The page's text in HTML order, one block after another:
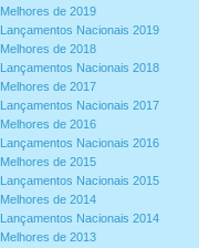
Melhores de 2019
Lançamentos Nacionais 2019
Melhores de 2018
Lançamentos Nacionais 2018
Melhores de 2017
Lançamentos Nacionais 2017
Melhores de 2016
Lançamentos Nacionais 2016
Melhores de 2015
Lançamentos Nacionais 2015
Melhores de 2014
Lançamentos Nacionais 2014
Melhores de 2013